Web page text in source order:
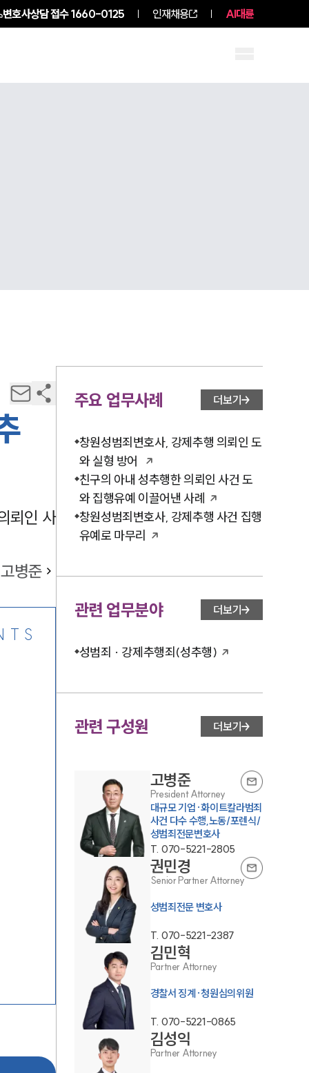
변호사상담 접수1660-0125 인재채용 AI대륜
팀소개
뢰인 사
고병준
주요 업무사례 더보기
창원성범죄변호사, 강제추행 의뢰인 도
와 실형 방어
친구의 아내 성추행한 의뢰인 사건 도
와 집행유예 이끌어낸 사례
창원성범죄변호사, 강제추행 사건 집행
유예로 마무리
관련 업무분야 더보기
성범죄 · 강제추행죄(성추행)
관련 구성원 더보기
고병준
President Attorney
대규모 기업·화이트칼라범죄
사건 다수 수행,노동/포렌식/
성범죄전문변호사
T. 070-5221-2805
권민경
Senior Partner Attorney
성범죄전문 변호사
T. 070-5221-2387
김민혁
Partner Attorney
경찰서 징계·청원심의위원
T. 070-5221-0865
김성익
Partner Attorney